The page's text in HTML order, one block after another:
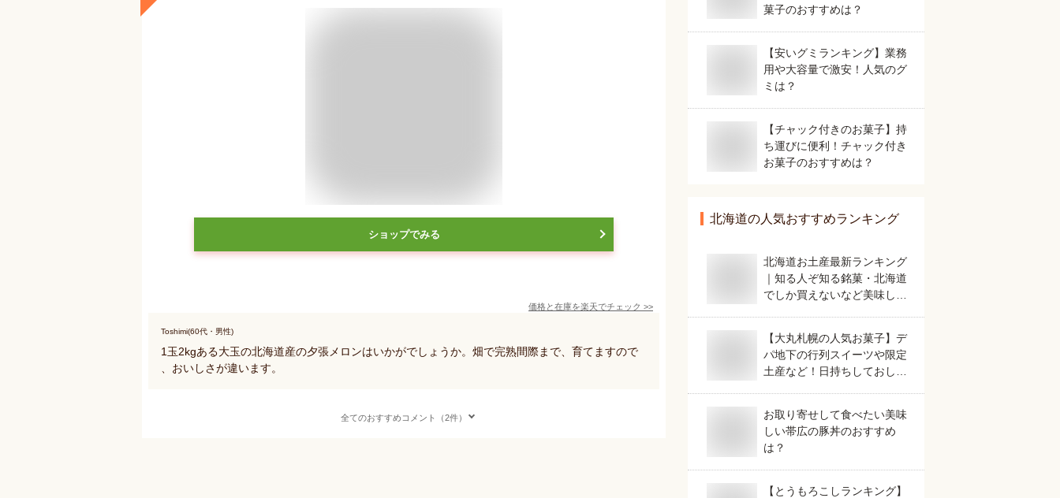
ショップでみる
価格と在庫を楽天でチェック >>
Toshimi(60代・男性)
1玉2kgある大玉の北海道産の夕張メロンはいかがでしょうか。畑で完熟間際まで、育てますので
、おいしさが違います。
全てのおすすめコメント（2件）
菓子のおすすめは？
【安いグミランキング】業務
用や大容量で激安！人気のグ
ミは？
【チャック付きのお菓子】持
ち運びに便利！チャック付き
お菓子のおすすめは？
北海道の人気おすすめランキング
北海道お土産最新ランキング
｜知る人ぞ知る銘菓・北海道
でしか買えないなど美味しい
【大丸札幌の人気お菓子】デ
パ地下の行列スイーツや限定
土産など！日持ちしておしゃ
お取り寄せして食べたい美味
しい帯広の豚丼のおすすめ
は？
【とうもろこしランキング】